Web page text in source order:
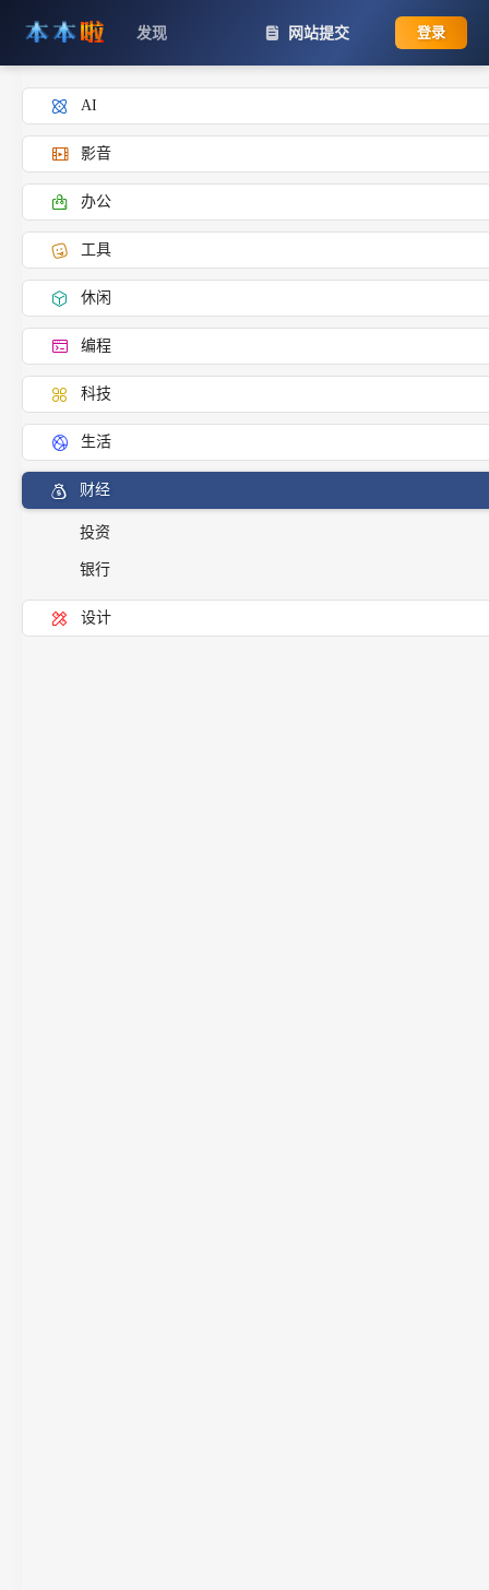
发现 网站提交 登录
AI
影音
办公
工具
休闲
编程
科技
生活
财经
投资
银行
设计